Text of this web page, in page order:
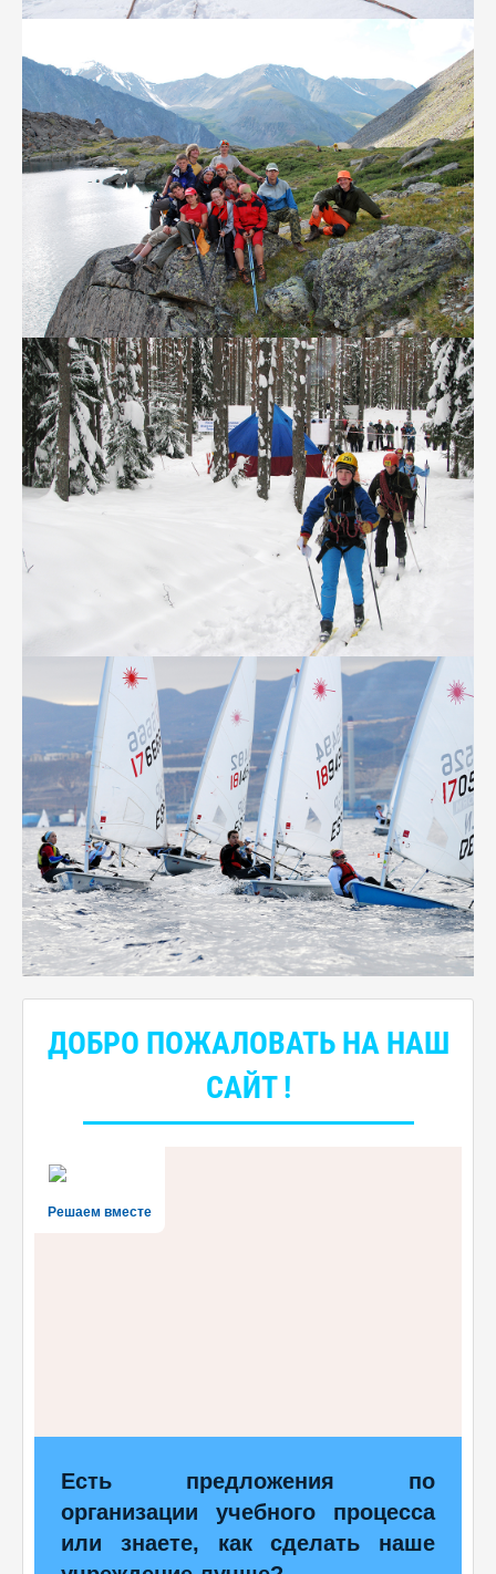
ДОБРО ПОЖАЛОВАТЬ НА НАШ
САЙТ !
Решаем вместе
Есть предложения по
организации учебного процесса
или знаете, как сделать наше